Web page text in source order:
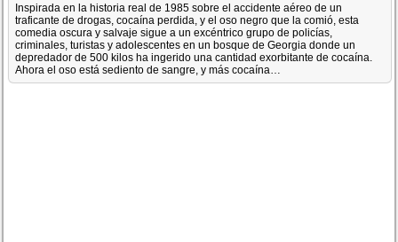
Inspirada en la historia real de 1985 sobre el accidente aéreo de un
traficante de drogas, cocaína perdida, y el oso negro que la comió, esta
comedia oscura y salvaje sigue a un excéntrico grupo de policías,
criminales, turistas y adolescentes en un bosque de Georgia donde un
depredador de 500 kilos ha ingerido una cantidad exorbitante de cocaína.
Ahora el oso está sediento de sangre, y más cocaína…